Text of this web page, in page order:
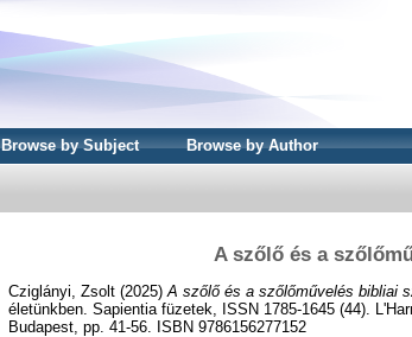
Browse by Subject Browse by Author
A szőlő és a
Cziglányi, Zsolt (2025) A szőlő és a szőlőművelés bibliai
életünkben. Sapientia füzetek, ISSN 1785-1645 (44).
Budapest, pp. 41-56. ISBN 9786156277152